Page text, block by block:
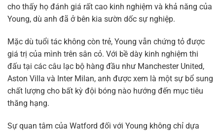
cho thấy họ đánh giá rất cao kinh nghiệm và khả năng của
Young, dù anh đã ở bên kia sườn dốc sự nghiệp.
Mặc dù tuổi tác không còn trẻ, Young vẫn chứng tỏ được
giá trị của mình trên sân cỏ. Với bề dày kinh nghiệm thi
đấu tại các câu lạc bộ hàng đầu như Manchester United,
Aston Villa và Inter Milan, anh được xem là một sự bổ sung
chất lượng cho bất kỳ đội bóng nào hướng đến mục tiêu
thăng hạng.
Sự quan tâm của Watford đối với Young không chỉ dựa